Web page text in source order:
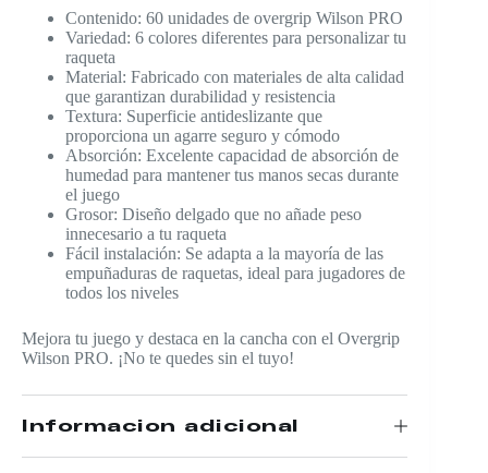
Contenido: 60 unidades de overgrip Wilson PRO
Variedad: 6 colores diferentes para personalizar tu
raqueta
Material: Fabricado con materiales de alta calidad
que garantizan durabilidad y resistencia
Textura: Superficie antideslizante que
proporciona un agarre seguro y cómodo
Absorción: Excelente capacidad de absorción de
humedad para mantener tus manos secas durante
el juego
Grosor: Diseño delgado que no añade peso
innecesario a tu raqueta
Fácil instalación: Se adapta a la mayoría de las
empuñaduras de raquetas, ideal para jugadores de
todos los niveles
Mejora tu juego y destaca en la cancha con el Overgrip
Wilson PRO. ¡No te quedes sin el tuyo!
Información adicional